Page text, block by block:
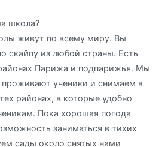
школа?
живут по всему миру. Вы
скайпу из любой страны. Есть
Парижа и подпарижья. Мы
проживают ученики и снимаем в
районах, в которые удобно
Пока хорошая погода
заниматься в тихих
сады около снятых нами